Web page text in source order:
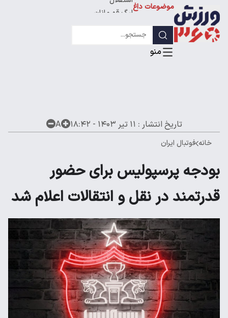
موضوعات داغاستقلال
تاریخ انتشار : ۱۱ تیر ۱۴۰۳ - ۱۸:۴۲ A
خانه فوتبال ایران
بودجه پرسپولیس برای حضور
قدرتمند در نقل و انتقالات اعلام شد